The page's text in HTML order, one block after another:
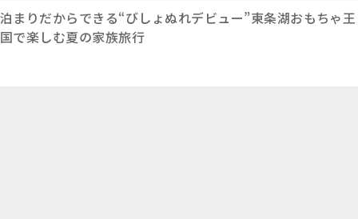
泊まりだからできる“びしょぬれデビュー”東条湖おもちゃ王
国で楽しむ夏の家族旅行